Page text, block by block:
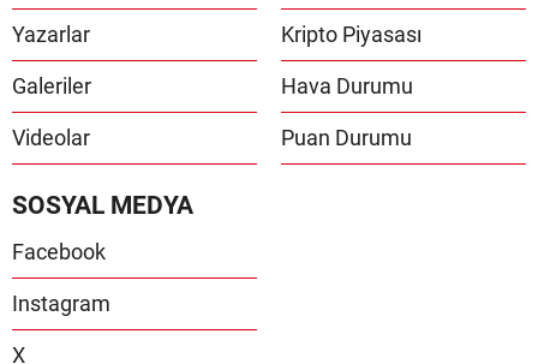
Yazarlar
Galeriler
Videolar
Kripto Piyasası
Hava Durumu
Puan Durumu
SOSYAL MEDYA
Facebook
Instagram
X